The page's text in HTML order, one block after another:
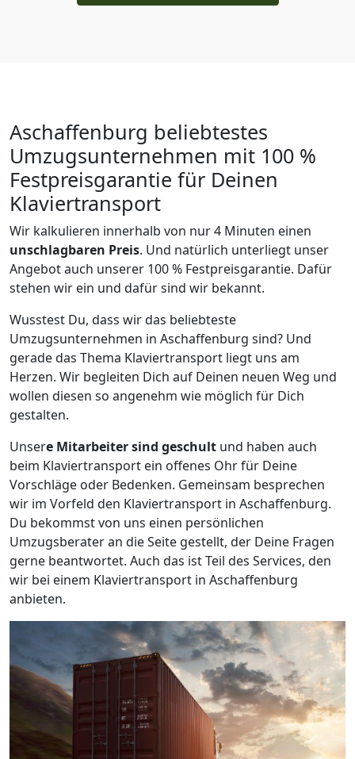
Aschaffenburg beliebtestes
Umzugsunternehmen mit 100 %
Festpreisgarantie für Deinen
Klaviertransport
Wir kalkulieren innerhalb von nur 4 Minuten einen
unschlagbaren Preis. Und natürlich unterliegt unser
Angebot auch unserer 100 % Festpreisgarantie. Dafür
stehen wir ein und dafür sind wir bekannt.
Wusstest Du, dass wir das beliebteste
Umzugsunternehmen in Aschaffenburg sind? Und
gerade das Thema Klaviertransport liegt uns am
Herzen. Wir begleiten Dich auf Deinen neuen Weg und
wollen diesen so angenehm wie möglich für Dich
gestalten.
Unsere Mitarbeiter sind geschult und haben auch
beim Klaviertransport ein offenes Ohr für Deine
Vorschläge oder Bedenken. Gemeinsam besprechen
wir im Vorfeld den Klaviertransport in Aschaffenburg.
Du bekommst von uns einen persönlichen
Umzugsberater an die Seite gestellt, der Deine Fragen
gerne beantwortet. Auch das ist Teil des Services, den
wir bei einem Klaviertransport in Aschaffenburg
anbieten.